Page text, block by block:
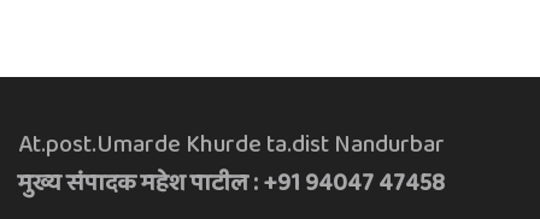
At.post.Umarde Khurde ta.dist Nandurbar
मुख्य संपादक महेश पाटील : +91 94047 47458